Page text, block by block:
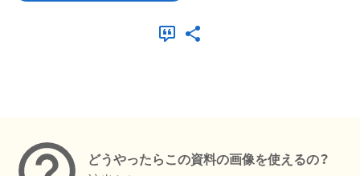
どうやったらこの資料の画像を使えるの？